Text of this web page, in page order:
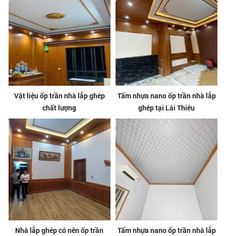
Vật liệu ốp trần nhà lắp ghép
chất lượng
Tấm nhựa nano ốp trần nhà lắp
ghép tại Lái Thiêu
Nhà lắp ghép có nên ốp trần
Tấm nhựa nano ốp trần nhà lắp